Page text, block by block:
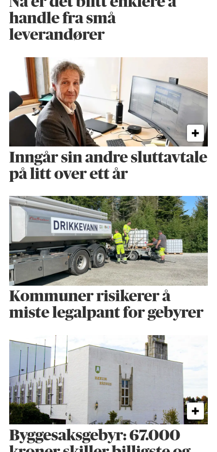
handle fra små
leverandører
Inngår sin andre sluttavtale
på litt over ett år
Kommuner risikerer å
miste legalpant for gebyrer
Byggesaks­gebyr: 67.000